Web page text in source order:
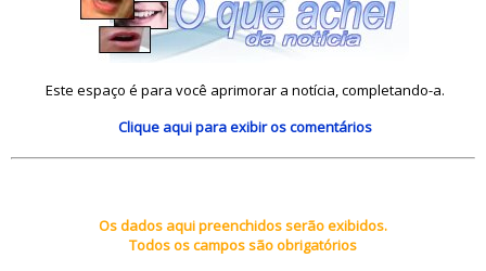
Este espaço é para você aprimorar a notícia, completando-a.
Clique aquipara exibir os comentários
Os dados aqui preenchidos serão exibidos.
Todos os campos são obrigatórios